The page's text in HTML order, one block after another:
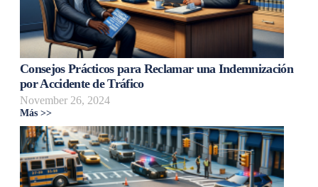
Consejos Prácticos para Reclamar una Indemnización
por Accidente de Tráfico
November 26, 2024
Más >>